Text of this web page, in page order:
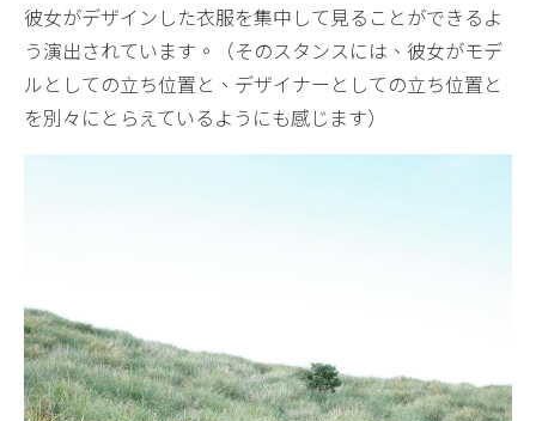
彼女がデザインした衣服を集中して見ることができるよ
う演出されています。（そのスタンスには、彼女がモデ
ルとしての立ち位置と、デザイナーとしての立ち位置と
を別々にとらえているようにも感じます）